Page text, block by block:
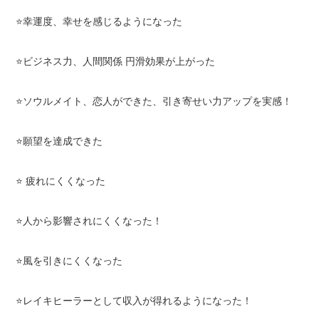
⭐️幸運度、幸せを感じるようになった
⭐️ビジネス力、人間関係 円滑効果が上がった
⭐️ソウルメイト、恋人ができた、引き寄せい力アップを実感！
⭐️願望を達成できた
⭐️ 疲れにくくなった
⭐️人から影響されにくくなった！
⭐️風を引きにくくなった
⭐️レイキヒーラーとして収入が得れるようになった！